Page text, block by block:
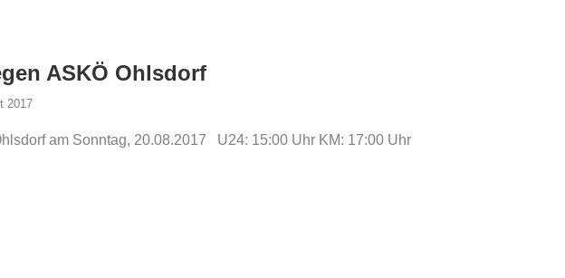
ASKÖ Ohlsdorf
2017
am Sonntag, 20.08.2017 U24: 15:00 Uhr KM: 17:00 Uhr